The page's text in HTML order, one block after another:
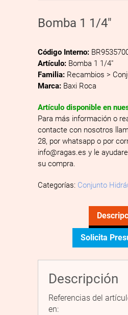
Bomba 1 1/4″
Código Interno:
Artículo: Bomba 1 1/4″
Familia: Recambios >
Marca: Baxi Roca
Artículo disponible en
Para más información o
contacte con nosotros
28, por whatsapp o por
info@ragas.es y le
su compra.
Categorías: Conjunto
Solicita
Descripción
Referencias del
en: